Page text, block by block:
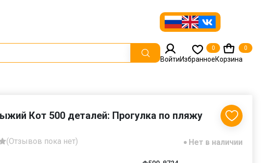
ВойтиИзбранное
0
Корзина
0
Кот 500 деталей: Прогулка по пляжу
(Отзывов пока нет) Нет в наличии